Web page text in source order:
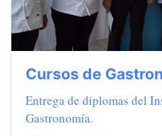
Cursos de
Entrega de diplomas del
Gastronomía.